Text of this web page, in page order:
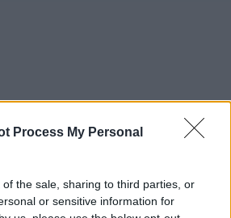
Process My Personal
the sale, sharing to third parties, or
or sensitive information for